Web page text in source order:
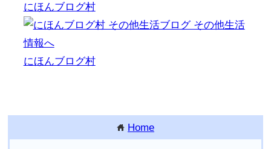
にほんブログ村
にほんブログ村
home Home